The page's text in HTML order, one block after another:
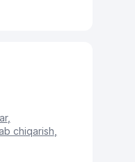
,
chiqarish